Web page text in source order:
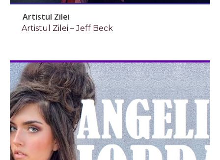
Artistul Zilei
Artistul Zilei – Jeff Beck